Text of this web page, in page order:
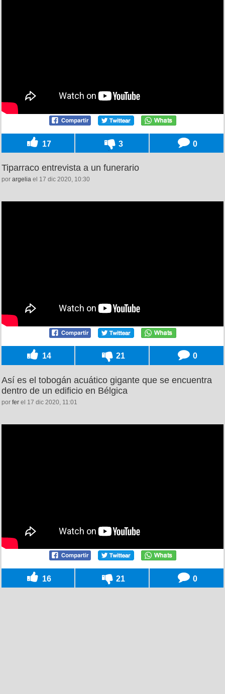
17 3 0
Tiparraco entrevista a un funerario
por argelia el 17 dic 2020, 10:30
14 21 0
Así es el tobogán acuático gigante que se encuentra
dentro de un edificio en Bélgica
por fer el 17 dic 2020, 11:01
16 21 0